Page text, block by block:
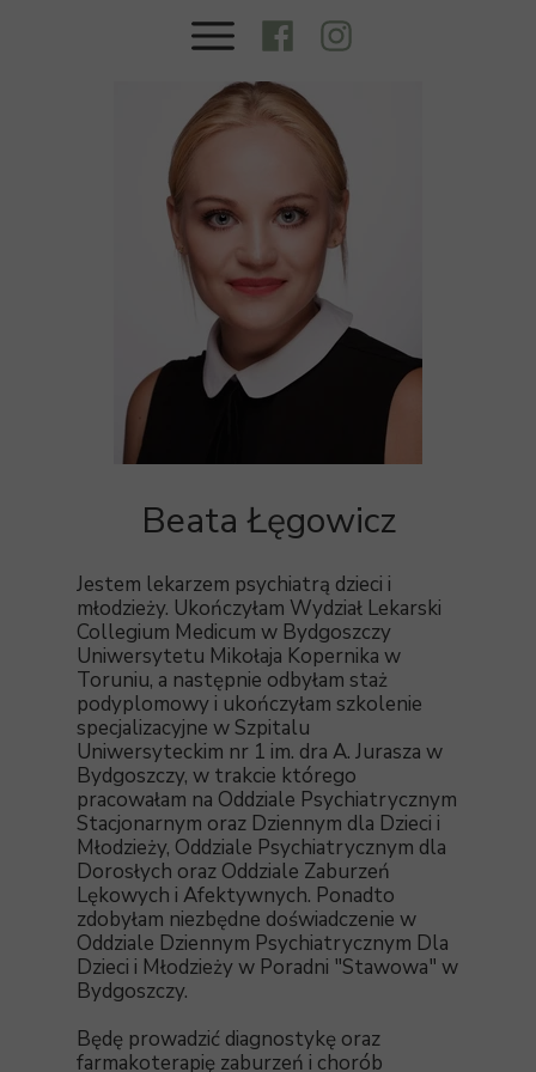
Beata Łęgowicz
Jestem lekarzem psychiatrą dzieci i
młodzieży. Ukończyłam Wydział Lekarski
Collegium Medicum w Bydgoszczy
Uniwersytetu Mikołaja Kopernika w
Toruniu, a następnie odbyłam staż
podyplomowy i ukończyłam szkolenie
specjalizacyjne w Szpitalu
Uniwersyteckim nr 1 im. dra A. Jurasza w
Bydgoszczy, w trakcie którego
pracowałam na Oddziale Psychiatrycznym
Stacjonarnym oraz Dziennym dla Dzieci i
Młodzieży, Oddziale Psychiatrycznym dla
Dorosłych oraz Oddziale Zaburzeń
Lękowych i Afektywnych. Ponadto
zdobyłam niezbędne doświadczenie w
Oddziale Dziennym Psychiatrycznym Dla
Dzieci i Młodzieży w Poradni "Stawowa" w
Bydgoszczy.
Będę prowadzić diagnostykę oraz
farmakoterapię zaburzeń i chorób